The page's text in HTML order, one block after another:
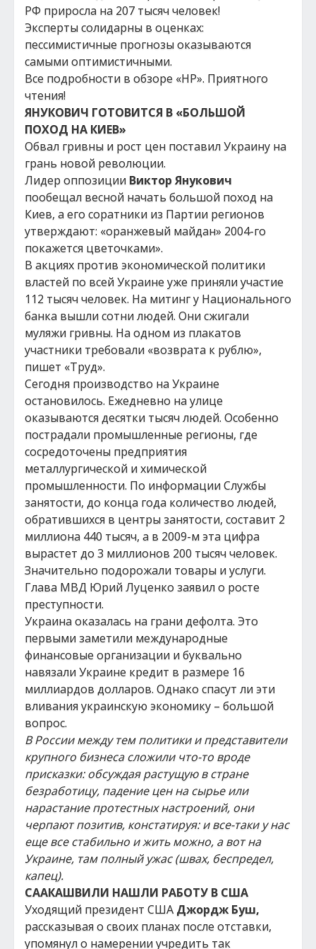
РФ приросла на 207 тысяч человек!
Эксперты солидарны в оценках:
пессимистичные прогнозы оказываются
самыми оптимистичными.
Все подробности в обзоре «НР». Приятного
чтения!
ЯНУКОВИЧ ГОТОВИТСЯ В «БОЛЬШОЙ
ПОХОД НА КИЕВ»
Обвал гривны и рост цен поставил Украину на
грань новой революции.
Лидер оппозиции Виктор Янукович
пообещал весной начать большой поход на
Киев, а его соратники из Партии регионов
утверждают: «оранжевый майдан» 2004-го
покажется цветочками».
В акциях против экономической политики
властей по всей Украине уже приняли участие
112 тысяч человек. На митинг у Национального
банка вышли сотни людей. Они сжигали
муляжи гривны. На одном из плакатов
участники требовали «возврата к рублю»,
пишет «Труд».
Сегодня производство на Украине
остановилось. Ежедневно на улице
оказываются десятки тысяч людей. Особенно
пострадали промышленные регионы, где
сосредоточены предприятия
металлургической и химической
промышленности. По информации Службы
занятости, до конца года количество людей,
обратившихся в центры занятости, составит 2
миллиона 440 тысяч, а в 2009-м эта цифра
вырастет до 3 миллионов 200 тысяч человек.
Значительно подорожали товары и услуги.
Глава МВД Юрий Луценко заявил о росте
преступности.
Украина оказалась на грани дефолта. Это
первыми заметили международные
финансовые организации и буквально
навязали Украине кредит в размере 16
миллиардов долларов. Однако спасут ли эти
вливания украинскую экономику – большой
вопрос.
В России между тем политики и представители
крупного бизнеса сложили что-то вроде
присказки: обсуждая растущую в стране
безработицу, падение цен на сырье или
нарастание протестных настроений, они
черпают позитив, констатируя: и все-таки у нас
еще все стабильно и жить можно, а вот на
Украине, там полный ужас (швах, беспредел,
капец).
СААКАШВИЛИ НАШЛИ РАБОТУ В США
Уходящий президент США Джордж Буш,
рассказывая о своих планах после отставки,
упомянул о намерении учредить так